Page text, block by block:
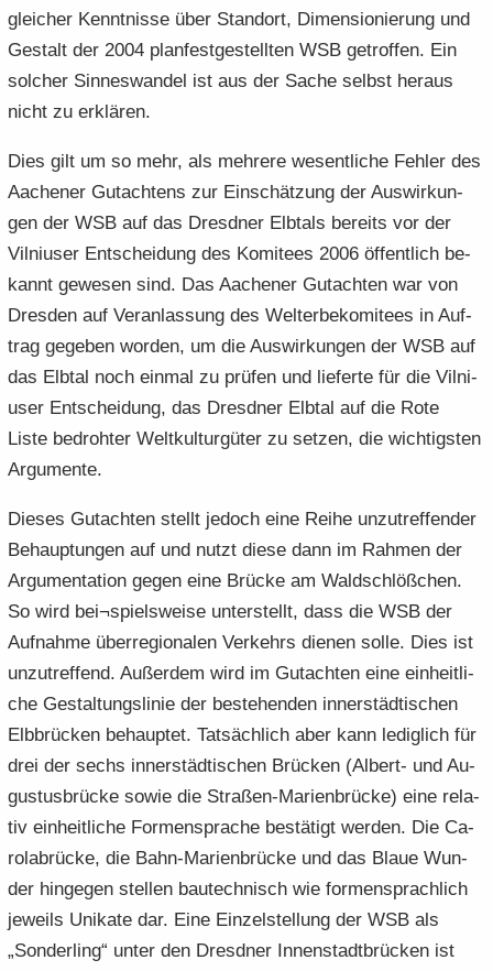
glei­cher Kennt­nis­se über Stand­ort, Di­men­sio­nie­rung und
Ge­stalt der 2004 plan­fest­ge­stell­ten WSB ge­trof­fen. Ein
sol­cher Sin­nes­wan­del ist aus der Sache selbst her­aus
nicht zu er­klä­ren.
Dies gilt um so mehr, als meh­re­re we­sent­li­che Feh­ler des
Aa­che­ner Gut­ach­tens zur Ein­schät­zung der Aus­wir­kun­
gen der WSB auf das Dresd­ner Elb­tals be­reits vor der
Vil­ni­user Ent­schei­dung des Ko­mi­tees 2006 öf­fent­lich be­
kannt ge­we­sen sind. Das Aa­che­ner Gut­ach­ten war von
Dres­den auf Ver­an­las­sung des Welt­erbe­ko­mi­tees in Auf­
trag ge­ge­ben wor­den, um die Aus­wir­kun­gen der WSB auf
das Elb­tal noch ein­mal zu prü­fen und lie­fer­te für die Vil­ni­
user Ent­schei­dung, das Dresd­ner Elb­tal auf die Rote
Liste be­droh­ter Welt­kul­tur­gü­ter zu set­zen, die wich­tigs­ten
Ar­gu­men­te.
Die­ses Gut­ach­ten stellt je­doch eine Reihe un­zu­tref­fen­der
Be­haup­tun­gen auf und nutzt diese dann im Rah­men der
Ar­gu­men­ta­ti­on gegen eine Brü­cke am Wald­schlöß­chen.
So wird bei¬spiels­wei­se un­ter­stellt, dass die WSB der
Auf­nah­me über­re­gio­na­len Ver­kehrs die­nen solle. Dies ist
un­zu­tref­fend. Au­ßer­dem wird im Gut­ach­ten eine ein­heit­li­
che Ge­stal­tungs­li­nie der be­stehen­den in­ner­städ­ti­schen
Elb­brü­cken be­haup­tet. Tat­säch­lich aber kann le­dig­lich für
drei der sechs in­ner­städ­ti­schen Brü­cken (Albert-​ und Au­
gus­tus­brü­cke sowie die Straßen-​Marienbrücke) eine re­la­
tiv ein­heit­li­che For­men­spra­che be­stä­tigt wer­den. Die Ca­
ro­l­a­b­rü­cke, die Bahn-​Marienbrücke und das Blaue Wun­
der hin­ge­gen stel­len bau­tech­nisch wie for­men­sprach­lich
je­weils Uni­ka­te dar. Eine Ein­zel­stel­lung der WSB als
„Son­der­ling“ unter den Dresd­ner In­nen­stadt­brü­cken ist